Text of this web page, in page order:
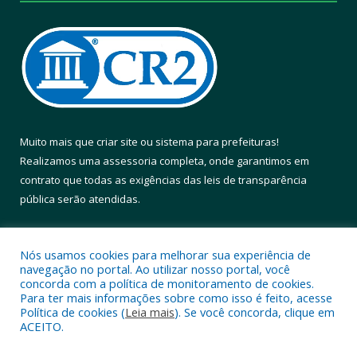
Muito mais que criar site ou sistema para prefeituras!
Realizamos uma assessoria completa, onde garantimos em
contrato que todas as exigências das leis de transparência
pública serão atendidas.
Todos os direitos reservados a Prefeitura Municipal de Altamira.
Nós usamos cookies para melhorar sua experiência de
navegação no portal. Ao utilizar nosso portal, você
concorda com a política de monitoramento de cookies.
Para ter mais informações sobre como isso é feito, acesse
Política de cookies (Leia mais). Se você concorda, clique em
ACEITO.